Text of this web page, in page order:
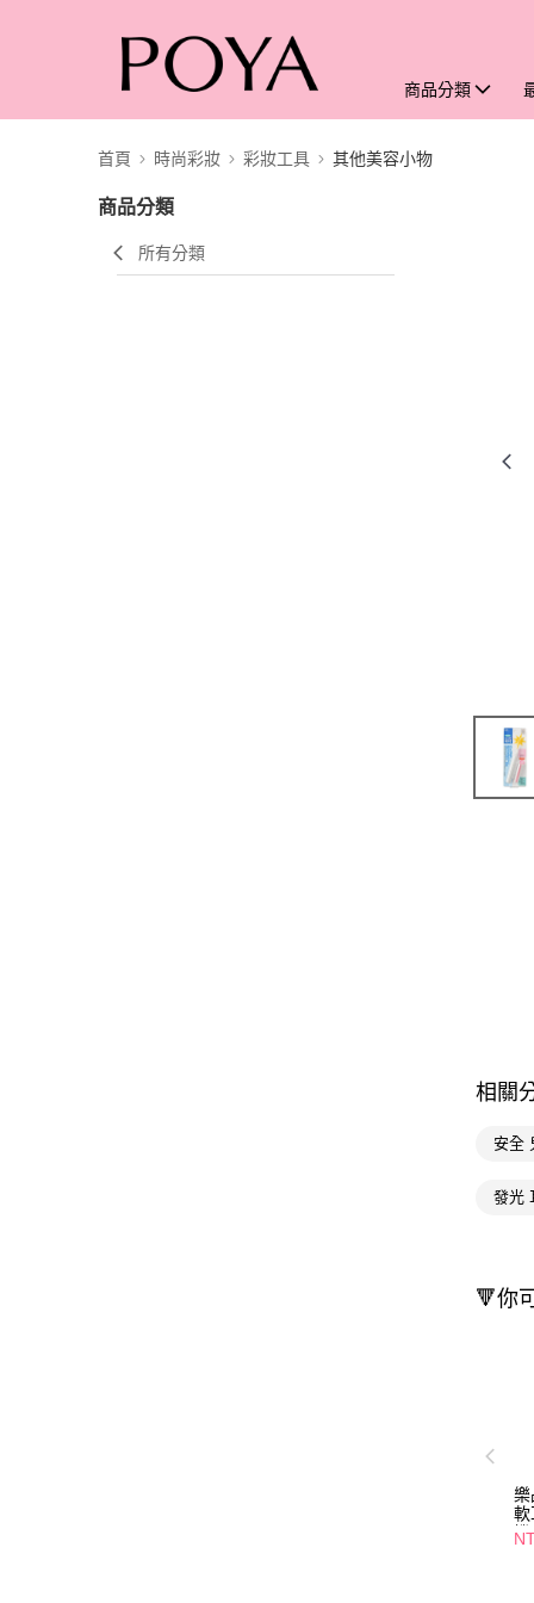
商品分類
首頁 時尚彩妝 彩妝工具 其他美容小物
商品分類
所有分類
相關
安全
發光
🔻你
樂
軟